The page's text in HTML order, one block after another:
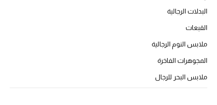
البدلات الرجالية
القبعات
ملابس النوم الرجالية
المجوهرات الفاخرة
ملابس البحر للرجال